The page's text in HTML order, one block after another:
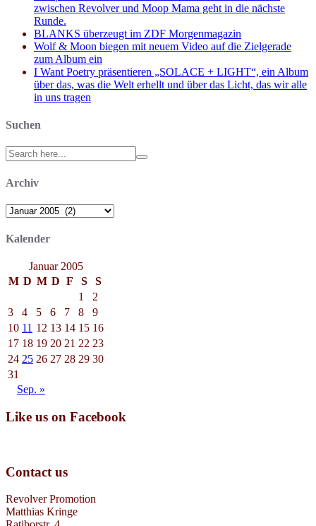
zwischen Revolver und Moop Mama geht in die nächste
Runde.
BLANKS überzeugt im ZDF Morgenmagazin
Wolf & Moon biegen mit neuem Video auf die Zielgerade
zum Album ein
I Want Poetry präsentieren „SOLACE + LIGHT“, ein Album
über das, was die Welt erhellt und über das Licht, das wir alle
in uns tragen
Suchen
Search
for:
Archiv
Archiv
Kalender
Januar 2005
M D M D F S
S
1
2
3
4 5 6 7 8
9
10 11 12 13 14 15 16
17 18 19 20 21 22 23
24 25 26 27 28 29 30
31
Sep. »
Like us on Facebook
Contact us
Revolver Promotion
Matthias Kringe